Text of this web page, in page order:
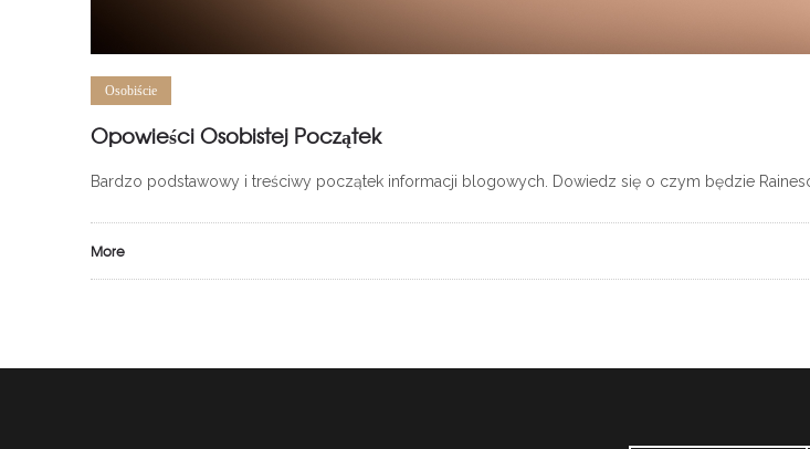
Osobiście
Opowieści Osobistej Początek
Bardzo podstawowy i treściwy początek informacji blogowych. Dowiedz się o czym będzie
More